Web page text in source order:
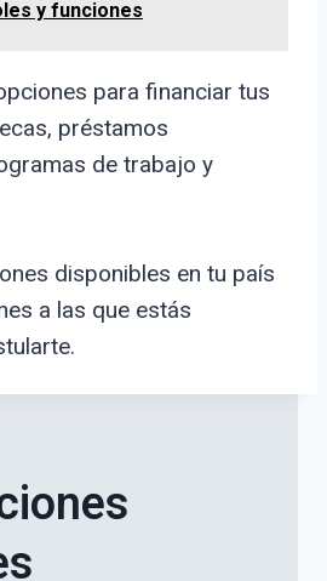
y funciones
para financiar tus
préstamos
de trabajo y
disponibles en tu país
a las que estás